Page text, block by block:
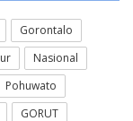
Gorontalo
Nasional
Pohuwato
GORUT